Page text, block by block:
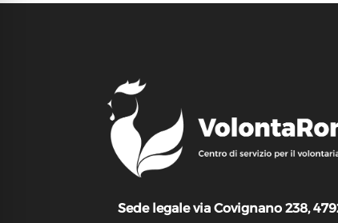
Sede legale via Covignano 238,